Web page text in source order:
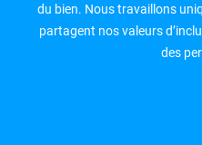
du bien. Nous travaillons
partagent nos valeurs
des